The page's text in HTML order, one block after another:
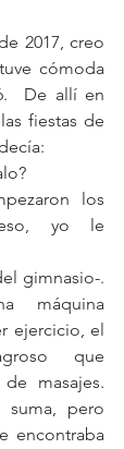
2017, creo
cómoda
De allí en
fiestas de
los
yo le
gimnasio-.
máquina
ejercicio, el
que
masajes.
suma, pero
encontraba